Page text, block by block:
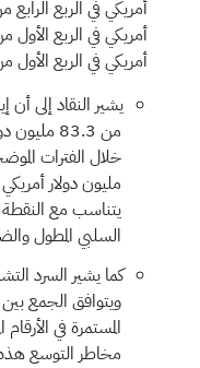
أمريكي في الربع الأول من
يشير النقاد إلى أن
يتناسب مع النقطة
السلبي المطول
كما يشير السرد
ويتوافق الجمع
المستمرة في
مخاطر التوسع